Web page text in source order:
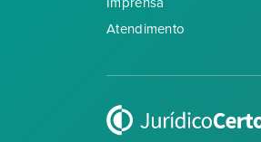
Atendimento